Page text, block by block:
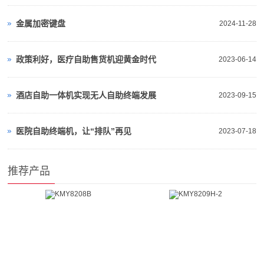
2024-11-28
金属加密键盘
2023-06-14
政策利好，医疗自助售货机迎黄金时代
2023-09-15
酒店自助一体机实现无人自助终端发展
2023-07-18
医院自助终端机，让“排队”再见
推荐产品